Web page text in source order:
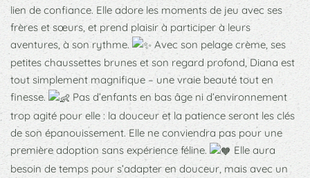
lien de confiance. Elle adore les moments de jeu avec ses
frères et sœurs, et prend plaisir à participer à leurs
aventures, à son rythme.
Avec son pelage crème, ses
petites chaussettes brunes et son regard profond, Diana est
tout simplement magnifique – une vraie beauté tout en
finesse.
Pas d’enfants en bas âge ni d’environnement
trop agité pour elle : la douceur et la patience seront les clés
de son épanouissement. Elle ne conviendra pas pour une
première adoption sans expérience féline.
Elle aura
besoin de temps pour s’adapter en douceur, mais avec un